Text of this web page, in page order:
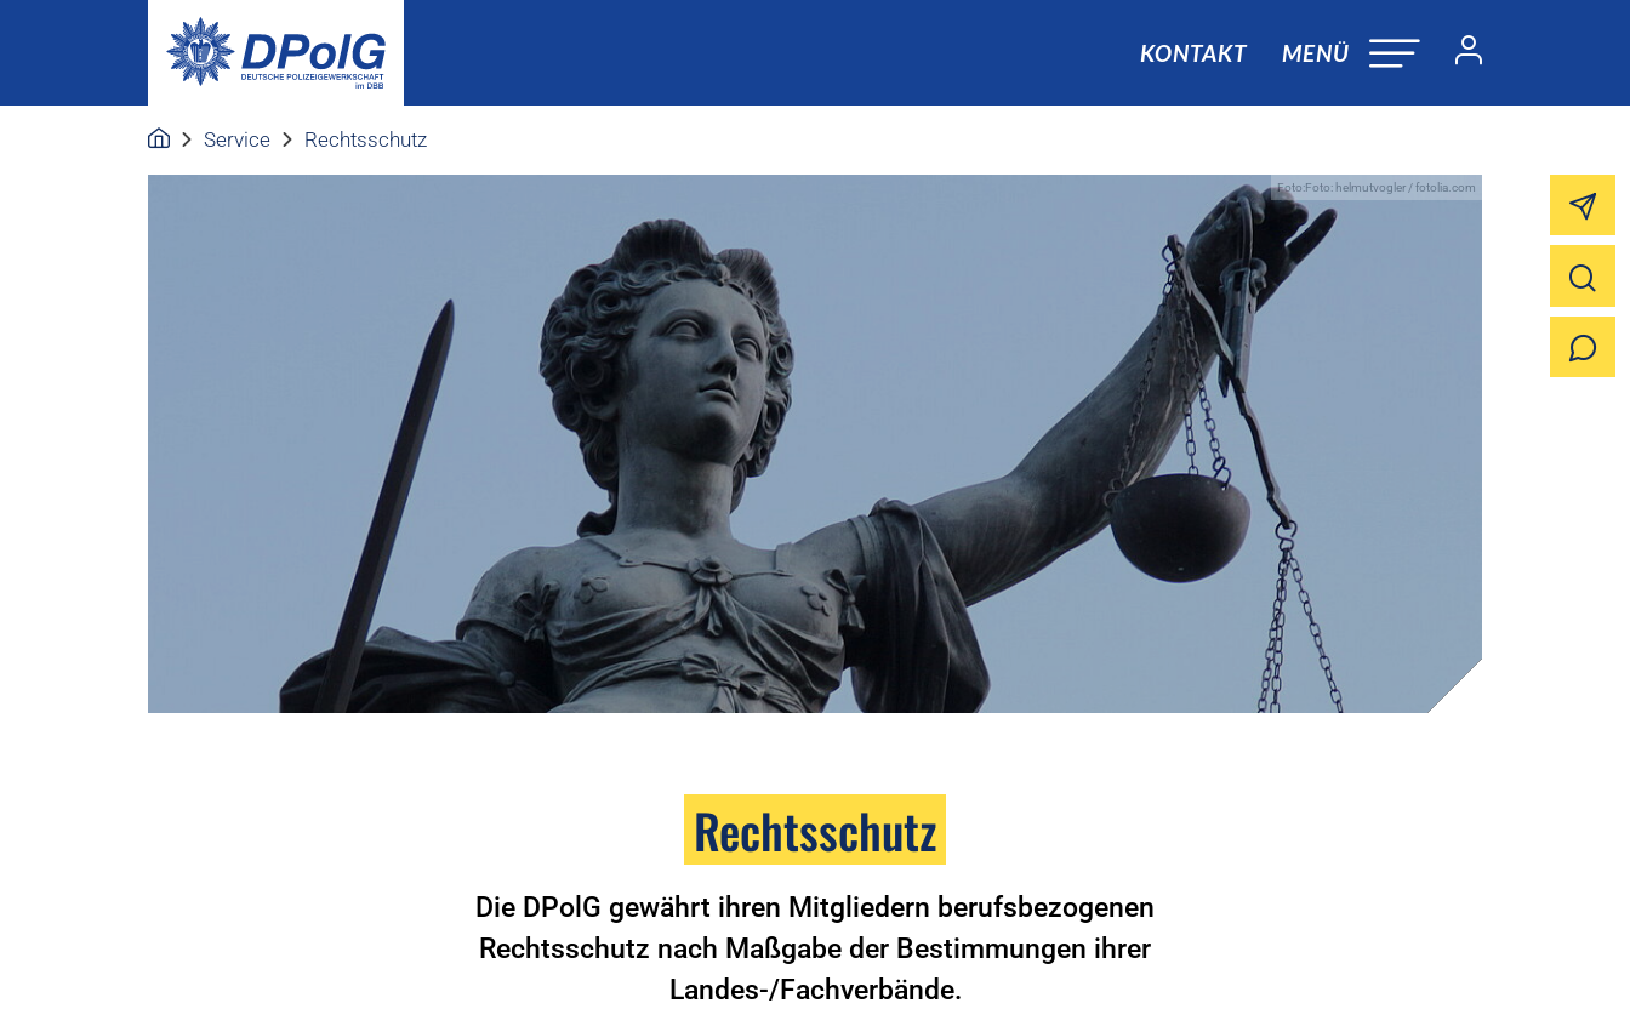
KONTAKT MENÜ
Service Rechtsschutz
Foto:Foto: helmutvogler / fotolia.com
Rechtsschutz
Die DPolG gewährt ihren Mitgliedern berufsbezogenen
Rechtsschutz nach Maßgabe der Bestimmungen ihrer
Landes-/Fachverbände.